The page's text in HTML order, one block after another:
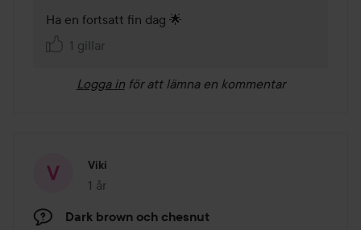
Ha en fortsatt fin dag 🌟
1 gillar
Logga in för att lämna en kommentar
Viki
1 år
Inlägget skapades 1 år
Dark brown och chesnut